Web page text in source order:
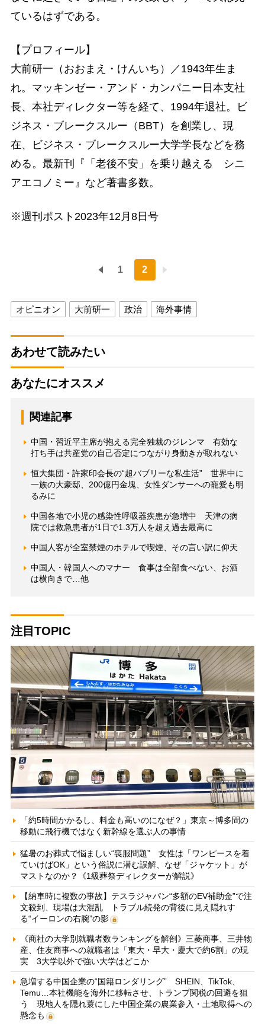
ているはずである。
【プロフィール】
大前研一（おおまえ・けんいち）／1943年生ま
れ。マッキンゼー・アンド・カンパニー日本支社
長、本社ディレクター等を経て、1994年退社。ビ
ジネス・ブレークスルー（BBT）を創業し、現
在、ビジネス・ブレークスルー大学学長などを務
める。最新刊『「老後不安」を乗り越える シニ
アエコノミー』など著書多数。
※週刊ポスト2023年12月8日号
1 2
オピニオン 大前研一 政治 海外事情
あわせて読みたい
あなたにオススメ
関連記事
中国・習近平主席が抱える完全独裁のジレンマ 有効な
打ち手は共産党の自己否定につながり身動きが取れない
恒大集団・許家印会長の“超バブリーな私生活” 世界中に
一族の大豪邸、200億円金塊、女性ダンサーへの寵愛も明
るみに
中国各地で小児の感染性呼吸器疾患が急増中 天津の病
院では救急患者が1日で1.3万人を超え過去最高に
中国人客が全室禁煙のホテルで喫煙、その言い訳に仰天
中国人・韓国人へのマナー 食事は全部食べない、お酒
は横向きで…他
注目TOPIC
「約5時間かかるし、料金も高いのになぜ？」東京～博多間の
移動に飛行機ではなく新幹線を選ぶ人の事情
猛暑のお葬式で悩ましい“喪服問題” 女性は「ワンピースを着
ていけばOK」という俗説に潜む誤解、なぜ「ジャケット」が
マストなのか？《1級葬祭ディレクターが解説》
【納車時に複数の事故】テスラジャパン“多額のEV補助金”で注
文殺到、現場は大混乱 トラブル続発の背後に見え隠れす
る“イーロンの右腕”の影
《商社の大学別就職者数ランキングを解剖》三菱商事、三井物
産、住友商事への就職者は「東大・早大・慶大で約6割」の現
実 3大学以外で強い大学はどこか
急増する中国企業の“国籍ロンダリング” SHEIN、TikTok、
Temu…本社機能を海外に移転させ、トランプ関税の回避を狙
う 現地人を隠れ蓑にした中国企業の農業参入・土地取得への
懸念も